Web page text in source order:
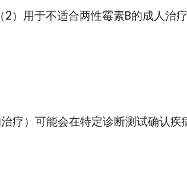
）用于不适合两性霉素B的成人治疗
疗）可能会在特定诊断测试确认